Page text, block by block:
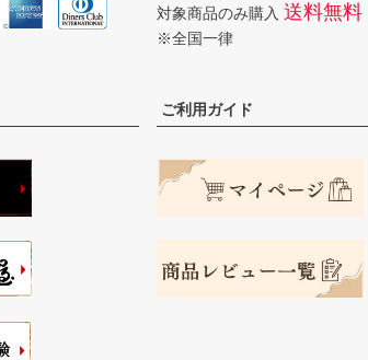
対象商品のみ購入 送料無料
※全国一律
ご利用ガイド